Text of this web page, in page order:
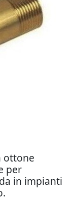
ottone
per
in impianti